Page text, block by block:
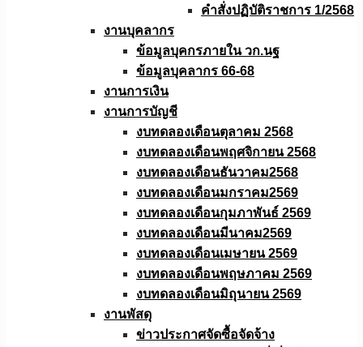
คำสั่งปฏิบัติราชการ 1/2568
งานบุคลากร
ข้อมูลบุคกรภายใน วก.นฐ
ข้อมูลบุคลากร 66-68
งานการเงิน
งานการบัญชี
งบทดลองเดือนตุลาคม 2568
งบทดลองเดือนพฤศจิกายน 2568
งบทดลองเดือนธันวาคม2568
งบทดลองเดือนมกราคม2569
งบทดลองเดือนกุมภาพันธ์ 2569
งบทดลองเดือนมีนาคม2569
งบทดลองเดือนเมษายน 2569
งบทดลองเดือนพฤษภาคม 2569
งบทดลองเดือนมิถุนายน 2569
งานพัสดุ
ข่าวประกาศจัดซื้อจัดจ้าง